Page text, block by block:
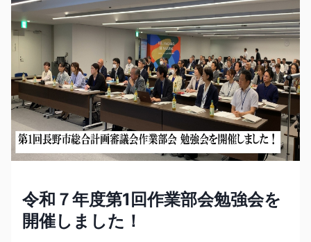
令和７年度第1回作業部会勉強会を
開催しました！